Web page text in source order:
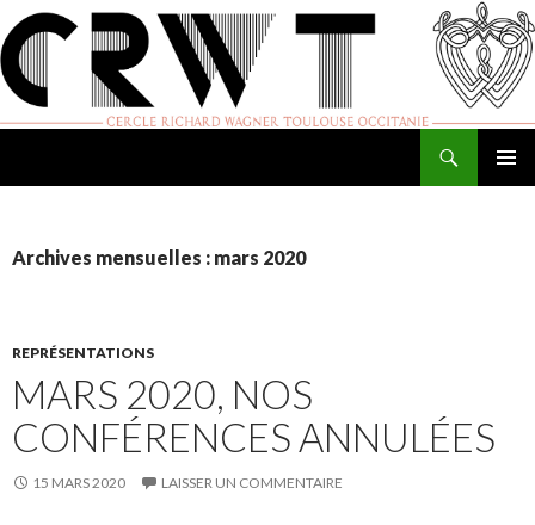
Archives mensuelles : mars 2020
REPRÉSENTATIONS
MARS 2020, NOS
CONFÉRENCES ANNULÉES
15 MARS 2020 LAISSER UN COMMENTAIRE